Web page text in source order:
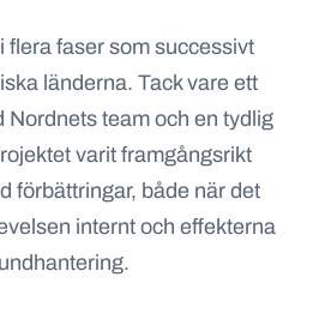
flera faser som successivt
länderna. Tack vare ett
Nordnets team och en tydlig
varit framgångsrikt
förbättringar, både när det
internt och effekterna